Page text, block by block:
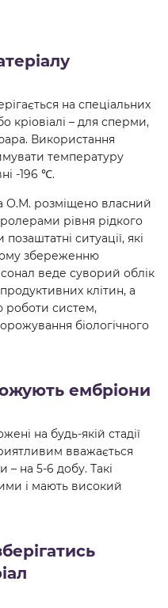
на спеціальних
кріовіалі – для сперми,
Використання
температуру
-196 ℃.
О.М. розміщено власний
рівня рідкого
ситуації, які
збереженню
веде суворий облік
клітин, а
роботи систем,
біологічного
ембріони
на будь-якій стадії
вважається
– на 5-6 добу. Такі
і мають високий